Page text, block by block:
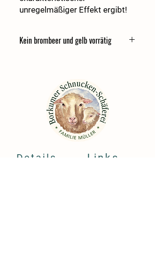
unregelmäßiger Effekt ergibt!
Kein brombeer und gelb vorrätig
Details Links